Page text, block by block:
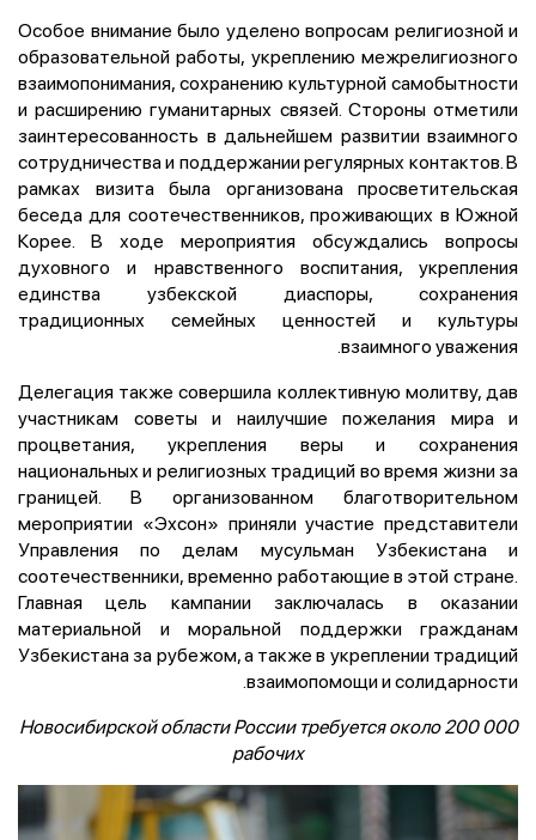
Особое внимание было уделено вопросам религиозной и
образовательной работы, укреплению межрелигиозного
взаимопонимания, сохранению культурной самобытности
и расширению гуманитарных связей. Стороны отметили
заинтересованность в дальнейшем развитии взаимного
сотрудничества и поддержании регулярных контактов. В
рамках визита была организована просветительская
беседа для соотечественников, проживающих в Южной
Корее. В ходе мероприятия обсуждались вопросы
духовного и нравственного воспитания, укрепления
единства узбекской диаспоры, сохранения
традиционных семейных ценностей и культуры
взаимного уважения.
Делегация также совершила коллективную молитву, дав
участникам советы и наилучшие пожелания мира и
процветания, укрепления веры и сохранения
национальных и религиозных традиций во время жизни за
границей. В организованном благотворительном
мероприятии «Эхсон» приняли участие представители
Управления по делам мусульман Узбекистана и
соотечественники, временно работающие в этой стране.
Главная цель кампании заключалась в оказании
материальной и моральной поддержки гражданам
Узбекистана за рубежом, а также в укреплении традиций
взаимопомощи и солидарности.
Новосибирской области России требуется около 200 000
рабочих